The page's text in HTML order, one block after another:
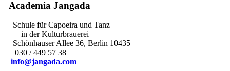
Academia Jangada
Schule für Capoeira und Tanz
in der Kulturbrauerei
Schönhauser Allee 36, Berlin 10435
030 / 449 57 38
info@jangada.com